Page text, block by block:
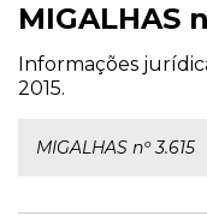
MIGALHAS
Informações
2015.
MIGALHAS nº 3.615